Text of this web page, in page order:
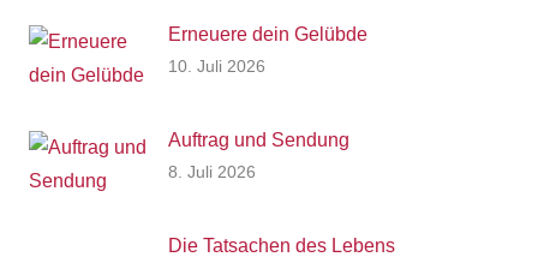
Erneuere dein Gelübde
10. Juli 2026
Auftrag und Sendung
8. Juli 2026
Die Tatsachen des Lebens